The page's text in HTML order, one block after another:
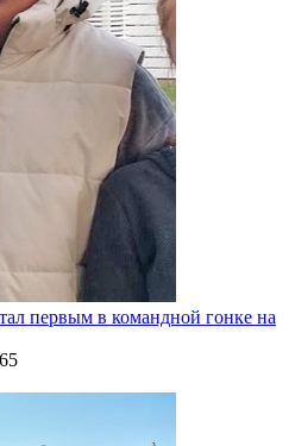
первым в командной гонке на
65